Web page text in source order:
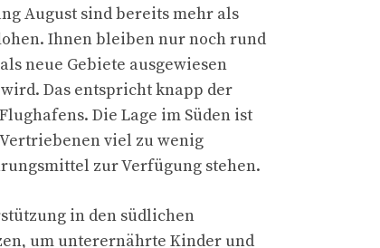
August sind bereits mehr als
Ihnen bleiben nur noch rund
neue Gebiete ausgewiesen
Das entspricht knapp der
Die Lage im Süden ist
viel zu wenig
zur Verfügung stehen.
in den südlichen
um unterernährte Kinder und